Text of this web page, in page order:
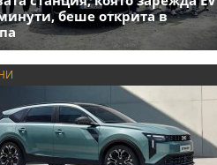
беше открита в